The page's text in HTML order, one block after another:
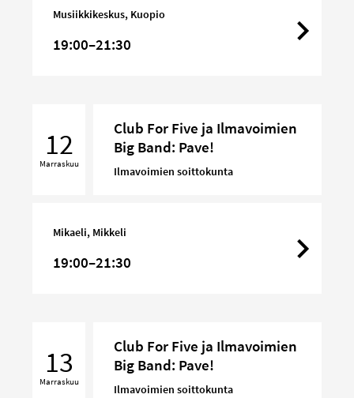
Band:Musiikkikeskus, Kuopio
19:00–21:30
Five
ja
Band:
12
Marraskuu
Club For Five ja Ilmavoimien
Big Band: Pave!
Ilmavoimien soittokunta
Mikaeli, Mikkeli
19:00–21:30
Five
ja
13
Marraskuu
Club For Five ja Ilmavoimien
Big Band: Pave!
Ilmavoimien soittokunta